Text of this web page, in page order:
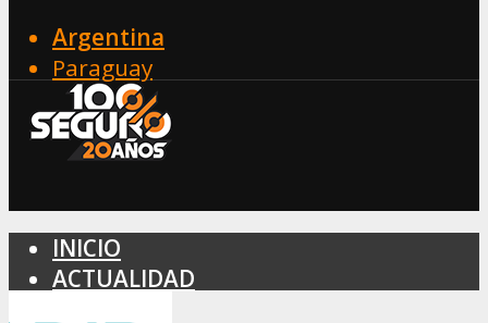
Argentina
Paraguay
INICIO
ACTUALIDAD